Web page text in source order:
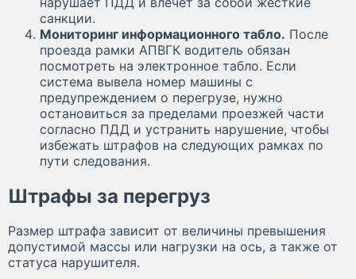
санкции.
Мониторинг информационного табло. После
проезда рамки АПВГК водитель обязан
посмотреть на электронное табло. Если
система вывела номер машины с
предупреждением о перегрузе, нужно
остановиться за пределами проезжей части
согласно ПДД и устранить нарушение, чтобы
избежать штрафов на следующих рамках по
пути следования.
Штрафы за перегруз
Размер штрафа зависит от величины превышения
допустимой массы или нагрузки на ось, а также от
статуса нарушителя.